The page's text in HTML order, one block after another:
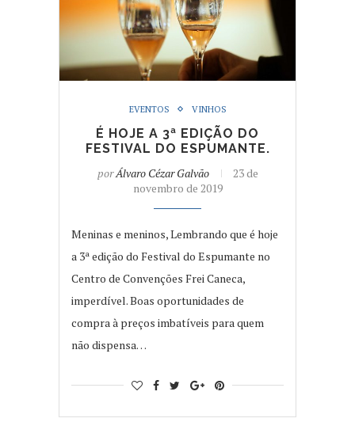
EVENTOS VINHOS
É HOJE A 3ª EDIÇÃO DO
FESTIVAL DO ESPUMANTE.
porÁlvaro Cézar Galvão
23 de
novembro de 2019
Meninas e meninos, Lembrando que é hoje
a 3ª edição do Festival do Espumante no
Centro de Convenções Frei Caneca,
imperdível. Boas oportunidades de
compra à preços imbatíveis para quem
não dispensa…